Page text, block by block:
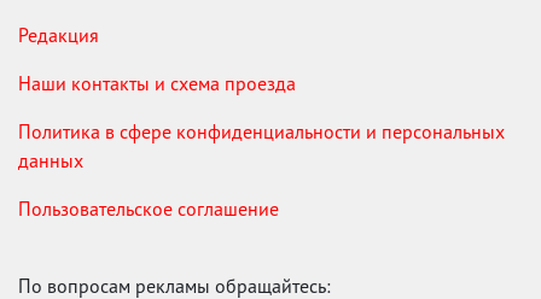
Редакция
Наши контакты и схема проезда
Политика в сфере конфиденциальности и персональных
данных
Пользовательское соглашение
По вопросам рекламы обращайтесь: